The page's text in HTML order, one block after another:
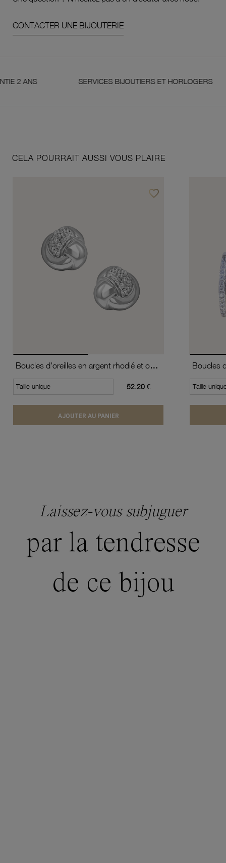
CONTACTER UNE BIJOUTERIE
SERVICES BIJOUTIERS ET HORLOGERS
CELA POURRAIT AUSSI VOUS PLAIRE
favorite_borderAjouter à vos favoris
Boucles d'oreilles en argent rhodié et oxydes de zirconium
Taille unique 52.20 €
AJOUTER AU PANIER
Taille
Laissez-vous subjuguer
par la tendresse
de ce bijou